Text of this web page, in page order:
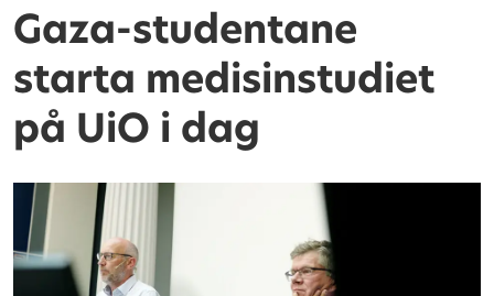
Gaza-studentane
starta medisinstudiet
på UiO i dag